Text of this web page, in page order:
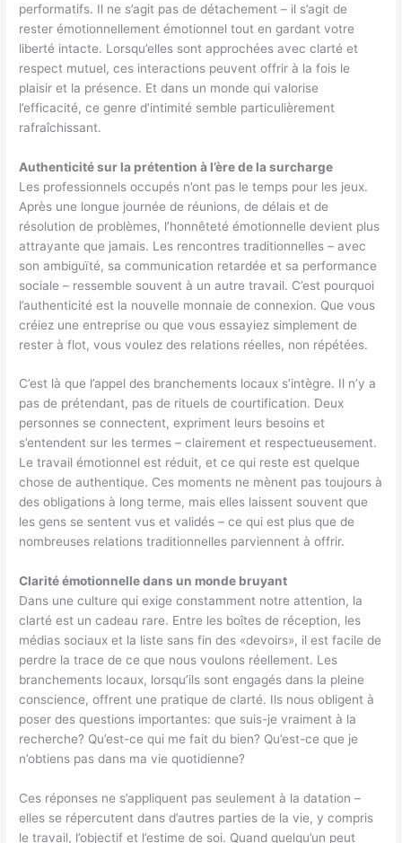
performatifs. Il ne s’agit pas de détachement – il s’agit de
rester émotionnellement émotionnel tout en gardant votre
liberté intacte. Lorsqu’elles sont approchées avec clarté et
respect mutuel, ces interactions peuvent offrir à la fois le
plaisir et la présence. Et dans un monde qui valorise
l’efficacité, ce genre d’intimité semble particulièrement
rafraîchissant.
Authenticité sur la prétention à l’ère de la surcharge
Les professionnels occupés n’ont pas le temps pour les jeux.
Après une longue journée de réunions, de délais et de
résolution de problèmes, l’honnêteté émotionnelle devient plus
attrayante que jamais. Les rencontres traditionnelles – avec
son ambiguïté, sa communication retardée et sa performance
sociale – ressemble souvent à un autre travail. C’est pourquoi
l’authenticité est la nouvelle monnaie de connexion. Que vous
créiez une entreprise ou que vous essayiez simplement de
rester à flot, vous voulez des relations réelles, non répétées.
C’est là que l’appel des branchements locaux s’intègre. Il n’y a
pas de prétendant, pas de rituels de courtification. Deux
personnes se connectent, expriment leurs besoins et
s’entendent sur les termes – clairement et respectueusement.
Le travail émotionnel est réduit, et ce qui reste est quelque
chose de authentique. Ces moments ne mènent pas toujours à
des obligations à long terme, mais elles laissent souvent que
les gens se sentent vus et validés – ce qui est plus que de
nombreuses relations traditionnelles parviennent à offrir.
Clarité émotionnelle dans un monde bruyant
Dans une culture qui exige constamment notre attention, la
clarté est un cadeau rare. Entre les boîtes de réception, les
médias sociaux et la liste sans fin des «devoirs», il est facile de
perdre la trace de ce que nous voulons réellement. Les
branchements locaux, lorsqu’ils sont engagés dans la pleine
conscience, offrent une pratique de clarté. Ils nous obligent à
poser des questions importantes: que suis-je vraiment à la
recherche? Qu’est-ce qui me fait du bien? Qu’est-ce que je
n’obtiens pas dans ma vie quotidienne?
Ces réponses ne s’appliquent pas seulement à la datation –
elles se répercutent dans d’autres parties de la vie, y compris
le travail, l’objectif et l’estime de soi. Quand quelqu’un peut